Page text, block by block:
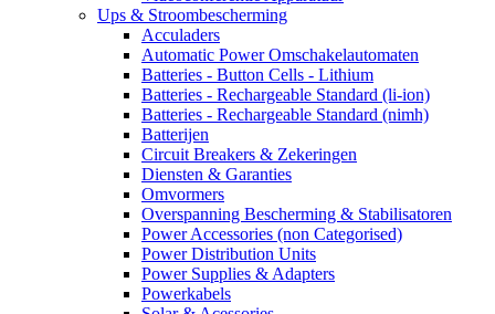
Ups & Stroombescherming
Acculaders
Automatic Power Omschakelautomaten
Batteries - Button Cells - Lithium
Batteries - Rechargeable Standard (li-ion)
Batteries - Rechargeable Standard (nimh)
Batterijen
Circuit Breakers & Zekeringen
Diensten & Garanties
Omvormers
Overspanning Bescherming & Stabilisatoren
Power Accessories (non Categorised)
Power Distribution Units
Power Supplies & Adapters
Powerkabels